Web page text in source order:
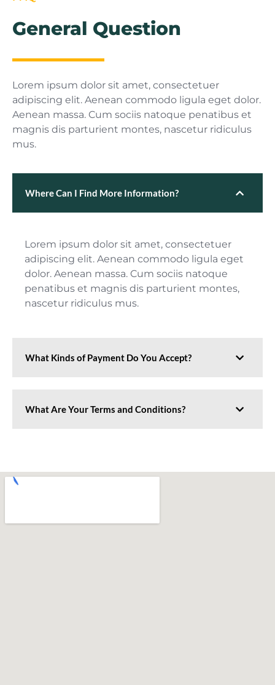
General Question
Lorem ipsum dolor sit amet, consectetuer
adipiscing elit. Aenean commodo ligula eget dolor.
Aenean massa. Cum sociis natoque penatibus et
magnis dis parturient montes, nascetur ridiculus
mus.
Where Can I Find More Information?
Lorem ipsum dolor sit amet, consectetuer
adipiscing elit. Aenean commodo ligula eget
dolor. Aenean massa. Cum sociis natoque
penatibus et magnis dis parturient montes,
nascetur ridiculus mus.
What Kinds of Payment Do You Accept?
What Are Your Terms and Conditions?